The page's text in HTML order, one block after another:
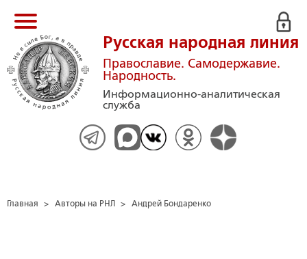
Русская народная линия
Православие. Самодержавие.
Народность.
Информационно-аналитическая
служба
Главная > Авторы на РНЛ > Андрей Бондаренко